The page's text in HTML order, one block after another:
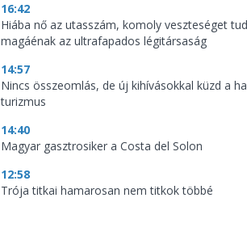
16:42
Hiába nő az utasszám, komoly veszteséget
magáénak az ultrafapados légitársaság
14:57
Nincs összeomlás, de új kihívásokkal küzd a
turizmus
14:40
Magyar gasztrosiker a Costa del Solon
12:58
Trója titkai hamarosan nem titkok többé